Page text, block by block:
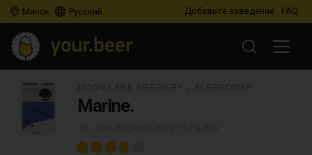
Минск Русский Добавьте заведение FAQ
Marine.